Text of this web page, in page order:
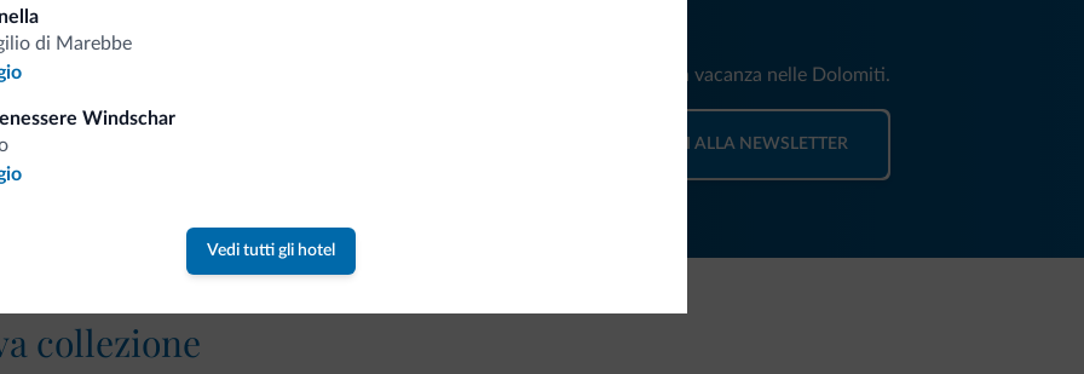
di Marebbe
Windschar
Vedi tutti gli hotel
Riceverai informazioni, offerte esclusive e news per la tua vacanza nelle Dolomiti.
ISCRIVITI ALLA NEWSLETTER
collezione